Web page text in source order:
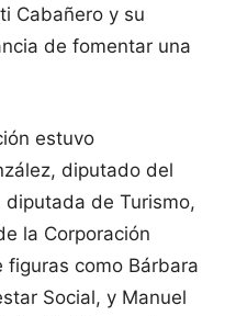
Cabañero y su
de fomentar una
estuvo
diputado del
diputada de Turismo,
la Corporación
figuras como Bárbara
Social, y Manuel